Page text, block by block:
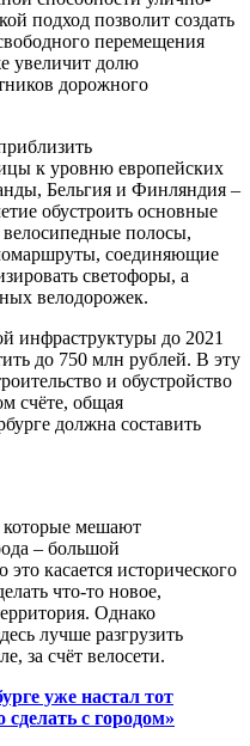
подход позволит создать
перемещения
увеличит долю
дорожного
к уровню европейских
Бельгия и Финляндия –
обустроить основные
полосы,
соединяющие
светофоры, а
велодорожек.
инфраструктуры до 2021
до 750 млн рублей. В эту
и обустройство
счёте, общая
должна составить
мешают
– большой
касается исторического
что-то новое,
Однако
лучше разгрузить
за счёт велосети.
уже настал тот
сделать с городом»